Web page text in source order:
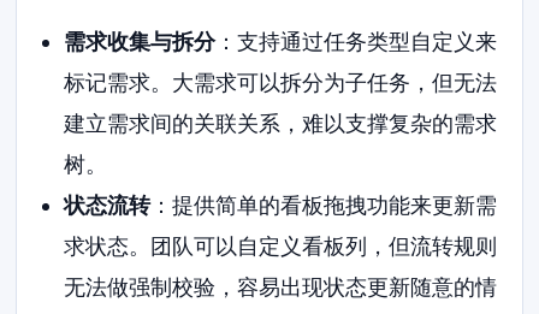
需求收集与拆分：支持通过任务类型自定义来
标记需求。大需求可以拆分为子任务，但无法
建立需求间的关联关系，难以支撑复杂的需求
树。
状态流转：提供简单的看板拖拽功能来更新需
求状态。团队可以自定义看板列，但流转规则
无法做强制校验，容易出现状态更新随意的情